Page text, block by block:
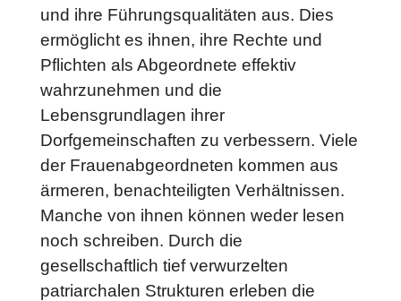
und ihre Führungsqualitäten aus. Dies
ermöglicht es ihnen, ihre Rechte und
Pflichten als Abgeordnete effektiv
wahrzunehmen und die
Lebensgrundlagen ihrer
Dorfgemeinschaften zu verbessern. Viele
der Frauenabgeordneten kommen aus
ärmeren, benachteiligten Verhältnissen.
Manche von ihnen können weder lesen
noch schreiben. Durch die
gesellschaftlich tief verwurzelten
patriarchalen Strukturen erleben die